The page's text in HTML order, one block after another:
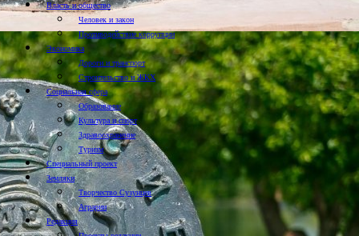
Власть и общество
Человек и закон
Противодействие коррупции
Экономика
Дороги и транспорт
Строительство и ЖКХ
Социальная сфера
Образование
Культура и спорт
Здравоохранение
Туризм
Специальный проект
Земляки
Творчество Сузунцев
Аграрии
Редакция